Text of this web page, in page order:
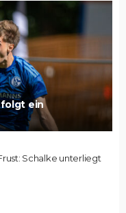
folgt ein
Schalke unterliegt